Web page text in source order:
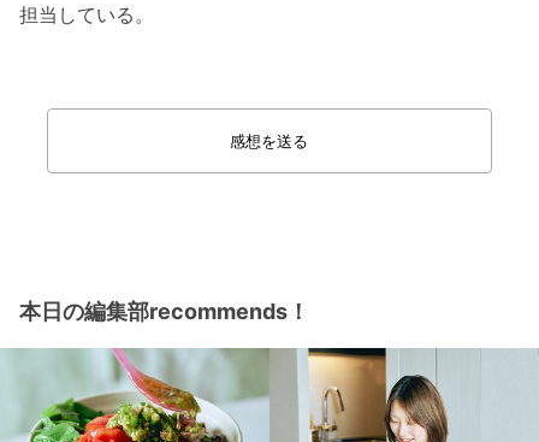
担当している。
感想を送る
本日の編集部recommends！